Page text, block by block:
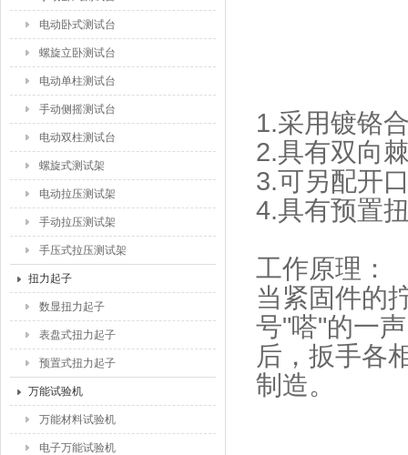
电动卧式测试台
螺旋立卧测试台
电动单柱测试台
手动侧摇测试台
电动双柱测试台
螺旋式测试架
电动拉压测试架
手动拉压测试架
手压式拉压测试架
扭力起子
数显扭力起子
表盘式扭力起子
预置式扭力起子
万能试验机
万能材料试验机
电子万能试验机
1.采用镀铬
2.具有双向
3.可另配开
4.具有预置
工作原理：
当紧固件的
号"嗒"的一
后，扳手各
制造。